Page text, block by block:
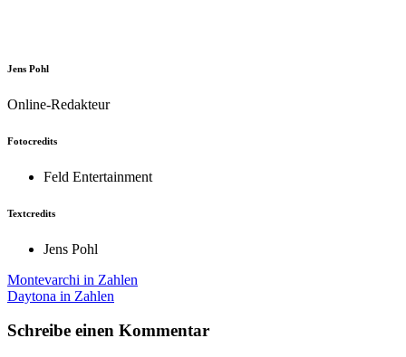
Jens Pohl
Online-Redakteur
Fotocredits
Feld Entertainment
Textcredits
Jens Pohl
Beitragsnavigation
Montevarchi in Zahlen
Daytona in Zahlen
Schreibe einen Kommentar